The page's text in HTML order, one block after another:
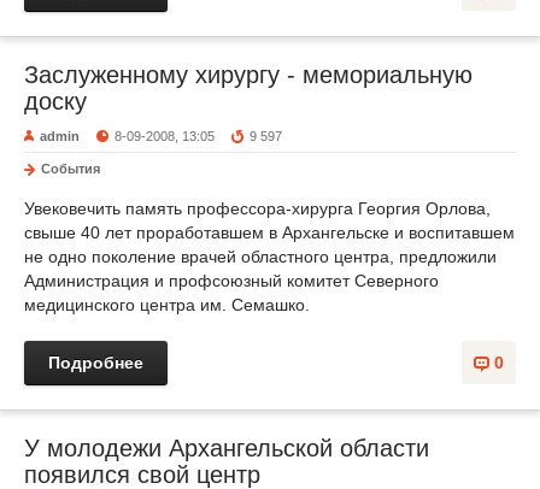
Заслуженному хирургу - мемориальную
доску
admin 8-09-2008, 13:05 9 597
События
Увековечить память профессора-хирурга Георгия Орлова,
свыше 40 лет проработавшем в Архангельске и воспитавшем
не одно поколение врачей областного центра, предложили
Администрация и профсоюзный комитет Северного
медицинского центра им. Семашко.
0
Подробнее
У молодежи Архангельской области
появился свой центр